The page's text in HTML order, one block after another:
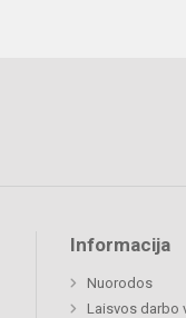
Informacija
Nuorodos
Laisvos darbo